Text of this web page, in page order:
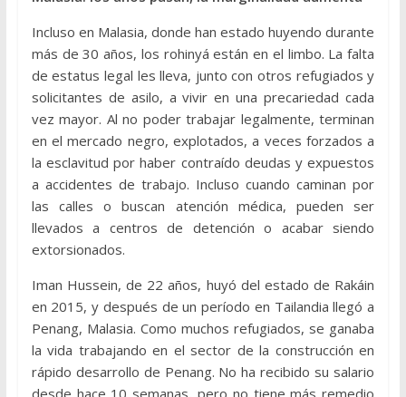
Incluso en Malasia, donde han estado huyendo durante
más de 30 años, los rohinyá están en el limbo. La falta
de estatus legal les lleva, junto con otros refugiados y
solicitantes de asilo, a vivir en una precariedad cada
vez mayor. Al no poder trabajar legalmente, terminan
en el mercado negro, explotados, a veces forzados a
la esclavitud por haber contraído deudas y expuestos
a accidentes de trabajo. Incluso cuando caminan por
las calles o buscan atención médica, pueden ser
llevados a centros de detención o acabar siendo
extorsionados.
Iman Hussein, de 22 años, huyó del estado de Rakáin
en 2015, y después de un período en Tailandia llegó a
Penang, Malasia. Como muchos refugiados, se ganaba
la vida trabajando en el sector de la construcción en
rápido desarrollo de Penang. No ha recibido su salario